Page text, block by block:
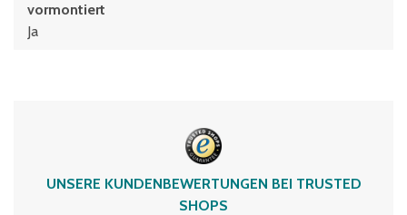
vormontiert
Ja
UNSERE KUNDENBEWERTUNGEN BEI TRUSTED
SHOPS